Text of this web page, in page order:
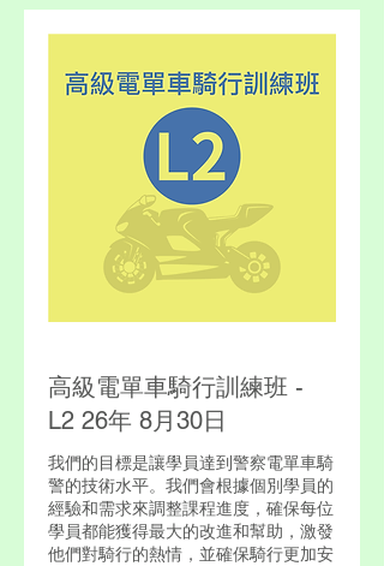
高級電單車騎行訓練班 -
L2 26年 8月30日
我們的目標是讓學員達到警察電單車騎
警的技術水平。我們會根據個別學員的
經驗和需求來調整課程進度，確保每位
學員都能獲得最大的改進和幫助，激發
他們對騎行的熱情，並確保騎行更加安